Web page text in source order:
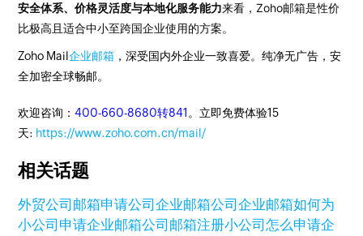
安全体系、价格灵活度与本地化服务能力来看，Zoho邮箱是性价
比极高且适合中小至跨国企业使用的方案。
Zoho Mail企业邮箱 ，深受国内外企业一致喜爱。纯净无广告，安
全加密全球畅邮。
欢迎咨询：400-660-8680转841 。立即免费体验15
天: https://www.zoho.com.cn/mail/
相关话题
外贸公司邮箱申请公司企业邮箱公司企业邮箱如何为
小公司申请企业邮箱公司邮箱注册小公司怎么申请企